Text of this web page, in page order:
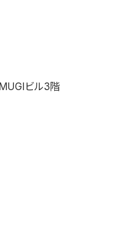
ビル3階